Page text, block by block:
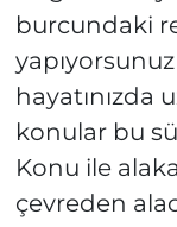
burcundaki
hayatınızda
konular bu
Konu ile
çevreden